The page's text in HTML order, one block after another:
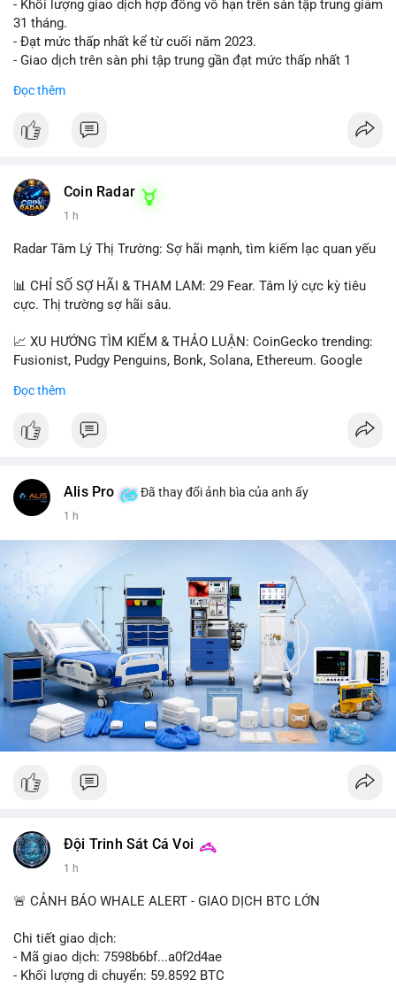
- Khối lượng giao dịch hợp đồng vô hạn trên sàn tập trung giảm
31 tháng.
- Đạt mức thấp nhất kể từ cuối năm 2023.
- Giao dịch trên sàn phi tập trung gần đạt mức thấp nhất 1
#vlikevn #titanbot
Đọc thêm
Coin Radar
1 h
Radar Tâm Lý Thị Trường: Sợ hãi mạnh, tìm kiếm lạc quan yếu
📊 CHỈ SỐ SỢ HÃI & THAM LAM: 29 Fear. Tâm lý cực kỳ tiêu
cực. Thị trường sợ hãi sâu.
📈 XU HƯỚNG TÌM KIẾM & THẢO LUẬN: CoinGecko trending:
Fusionist, Pudgy Penguins, Bonk, Solana, Ethereum. Google
tiêu, vũ khí hạt nhân, đội tuyển Brasil, cúp U20 Châu Á.
UFC 310, Premier League, Champions League, NCAA Football,
MrBeast, Google. Binance Square: nhiều post về lệnh long, lợi
nhuận, $HFT/$SKYAI, $RIVER, $WLD, $ALLO, Top trader 30
💬 DÒNG CHẢY TIN TỨC & TRUYỀN THÔNG: Telegram
CoinTelegraph: Saylor nói Bitcoin không cần rõ ràng, Mỹ cần
rõ ràng; CEX futures volume giảm xuống $4 tỷ trong tháng 7,
thấp nhất từ tháng 12/2023; Prophet Market ra mắt thị trường
dự đoán human vs AI; Trump nói crypto làเรื่อง lớn, người dùng
Bitcoin giảm áp lực cho đồng đô la; Thượng viện Mỹ đẩy lại bỏ
Clarity Act đến tháng 9. Telegram Binance: hỗ trợ trả os cổ tức
AAPL, IBM qua bStocks; MMT Trading Tournament lên tới 2
triệu voucher; Power Protocol Trading Competition; mở rộng
campagna airdrop USD1 đến 07/08/2026; hoàn thành tích hợp
MMT trên BNB Smart Chain. Tin tức gần đây: sau tang lễ
Clarity Act, thế giới crypto vẫn quay vòng; biến động Bitcoin
Bitcoin duy trì dưới $68k khi căng thẳng Trung Đông tăng;
Clarity Act delay tạo cơ hội cho trung tâm tài chính Á;
CleanSpark lỡ ước lượng doanh thu Wall Street, cổ phiếu giảm;
Luxembourg; Wintermute được SEC chấp thuận giao dịch cổ
phiếu và khối ETF; weETH tách khỏi restaking khi tranh luận về
phần thưởng nóng lên.
Đọc thêm
Alis Pro Đã thay đổi ảnh bìa của anh ấy
1 h
Đội Trinh Sát Cá Voi
1 h
🚨 CẢNH BÁO WHALE ALERT - GIAO DỊCH BTC LỚN
Chi tiết giao dịch:
- Mã giao dịch: 7598b6bf...a0f2d4ae
- Khối lượng di chuyển: 59.8592 BTC